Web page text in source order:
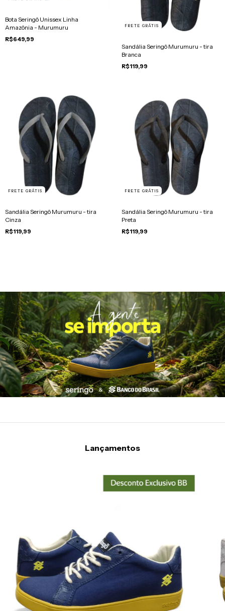
Bota Seringô Unissex Linha
Amazônia - Murumuru
R$649,99
FRETE GRÁTIS
Sandália Seringô Murumuru - tira
Branca
R$119,99
FRETE GRÁTIS
Sandália Seringô Murumuru - tira
Cinza
R$119,99
FRETE GRÁTIS
Sandália Seringô Murumuru - tira
Preta
R$119,99
Lançamentos